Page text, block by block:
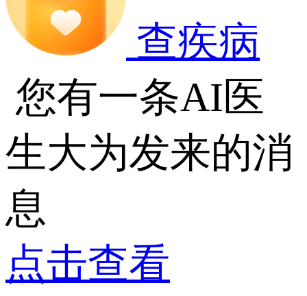
查疾病
您有一条AI医
生大为发来的消
息
点击查看